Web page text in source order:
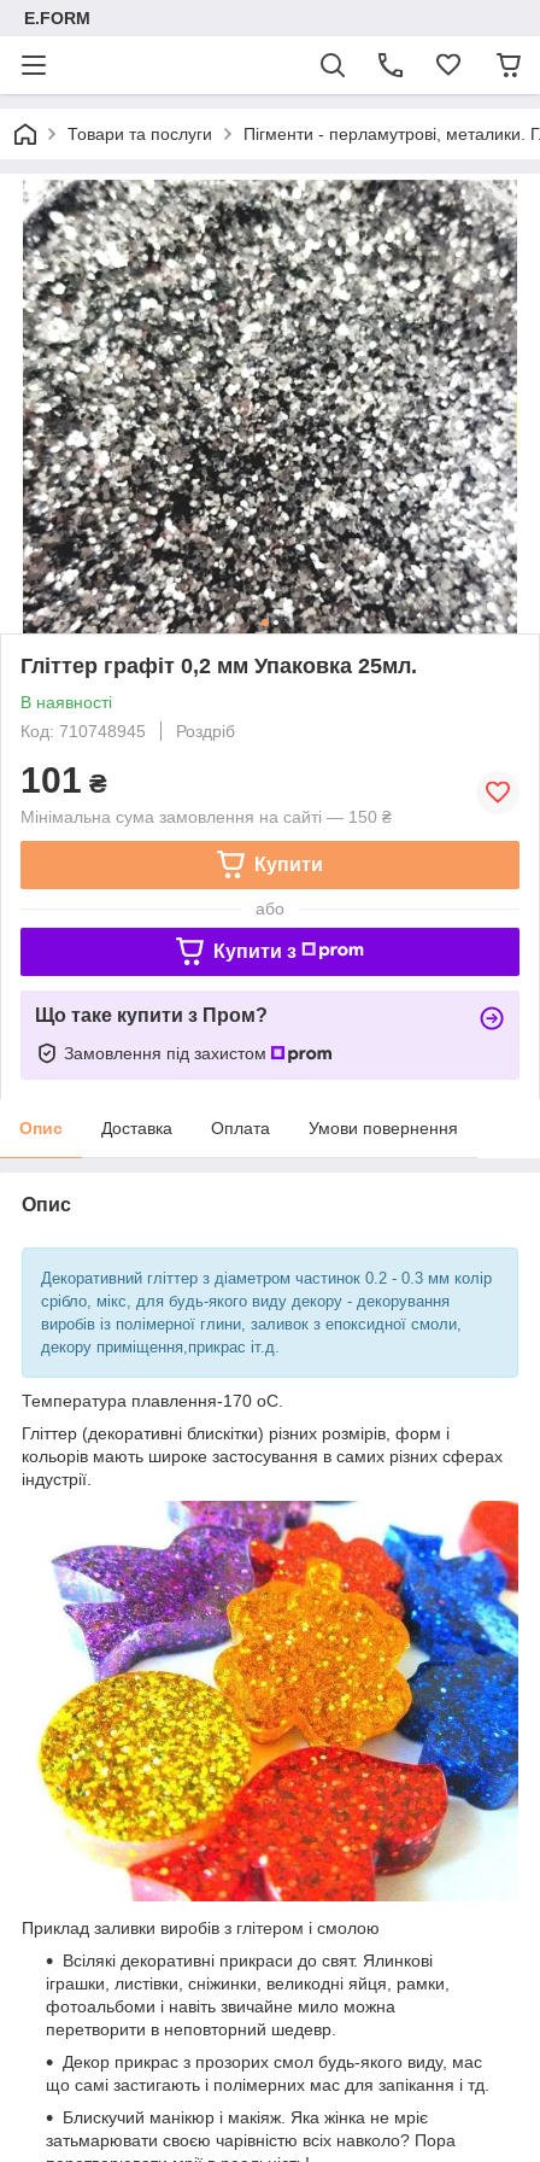
E.FORM
Товари та послуги Пігменти - перламутрові, металики.
Гліттер графіт 0,2 мм Упаковка 25мл.
В наявності
Код: 710748945
Роздріб
101 ₴
Мінімальна сума замовлення на сайті — 150 ₴
Купити
або
Купити з
Що таке купити з Пром?
Замовлення під захистом
Опис Доставка Оплата Умови повернення
Опис
Декоративний гліттер з діаметром частинок 0.2 - 0.3 мм колір
срібло, мікс, для будь-якого виду декору - декорування
виробів із полімерної глини, заливок з епоксидної смоли,
декору приміщення,прикрас іт.д.
Температура плавлення-170 оС.
Гліттер (декоративні блискітки) різних розмірів, форм і
кольорів мають широке застосування в самих різних сферах
індустрії.
Приклад заливки виробів з глітером і смолою
Всілякі декоративні прикраси до свят. Ялинкові
іграшки, листівки, сніжинки, великодні яйця, рамки,
фотоальбоми і навіть звичайне мило можна
перетворити в неповторний шедевр.
Декор прикрас з прозорих смол будь-якого виду, мас
що самі застигають і полімерних мас для запікання і тд.
Блискучий манікюр і макіяж. Яка жінка не мріє
затьмарювати своєю чарівністю всіх навколо? Пора